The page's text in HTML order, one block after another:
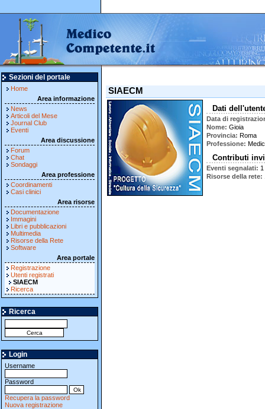
Sezioni del portale
Home
Area informazione
News
Articoli del Mese
Journal Club
Eventi
Area discussione
Forum
Chat
Sondaggi
Area professione
Coordinamenti
Casi clinici
Area risorse
Documentazione
Immagini
Libri e pubblicazioni
Multimedia
Risorse della Rete
Software
Area portale
Registrazione
Utenti registrati
SIAECM
Ricerca
Ricerca
Login
Username
Password
Recupera la password
Nuova registrazione
SIAECM
Dati
Data di
Nome Gioia
Provincia Roma
Professione
Contributi
Eventi segnalati
1
Risorse della rete